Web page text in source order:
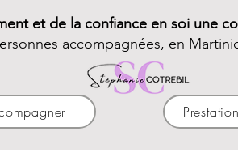
et de la confiance en soi une
accompagnées, en